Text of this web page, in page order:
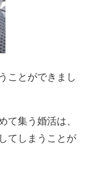
ことができまし
集う婚活は、
てしまうことが